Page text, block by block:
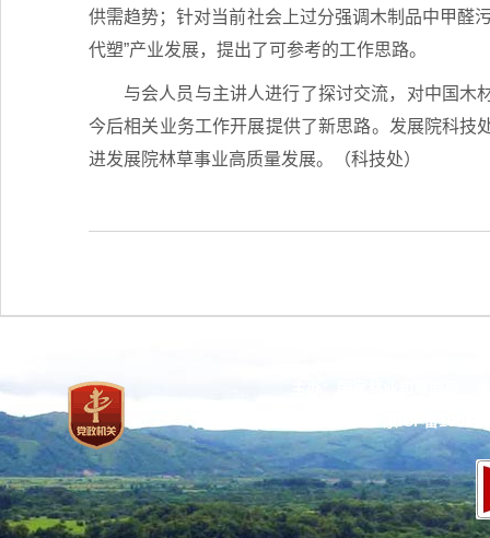
供需趋势；针对当前社会上过分强调木制品中甲醛
代塑”产业发展，提出了可参考的工作思路。
与会人员与主讲人进行了探讨交流，对中国木
今后相关业务工作开展提供了新思路。发展院科技
进发展院林草事业高质量发展。（科技处）
京ICP备